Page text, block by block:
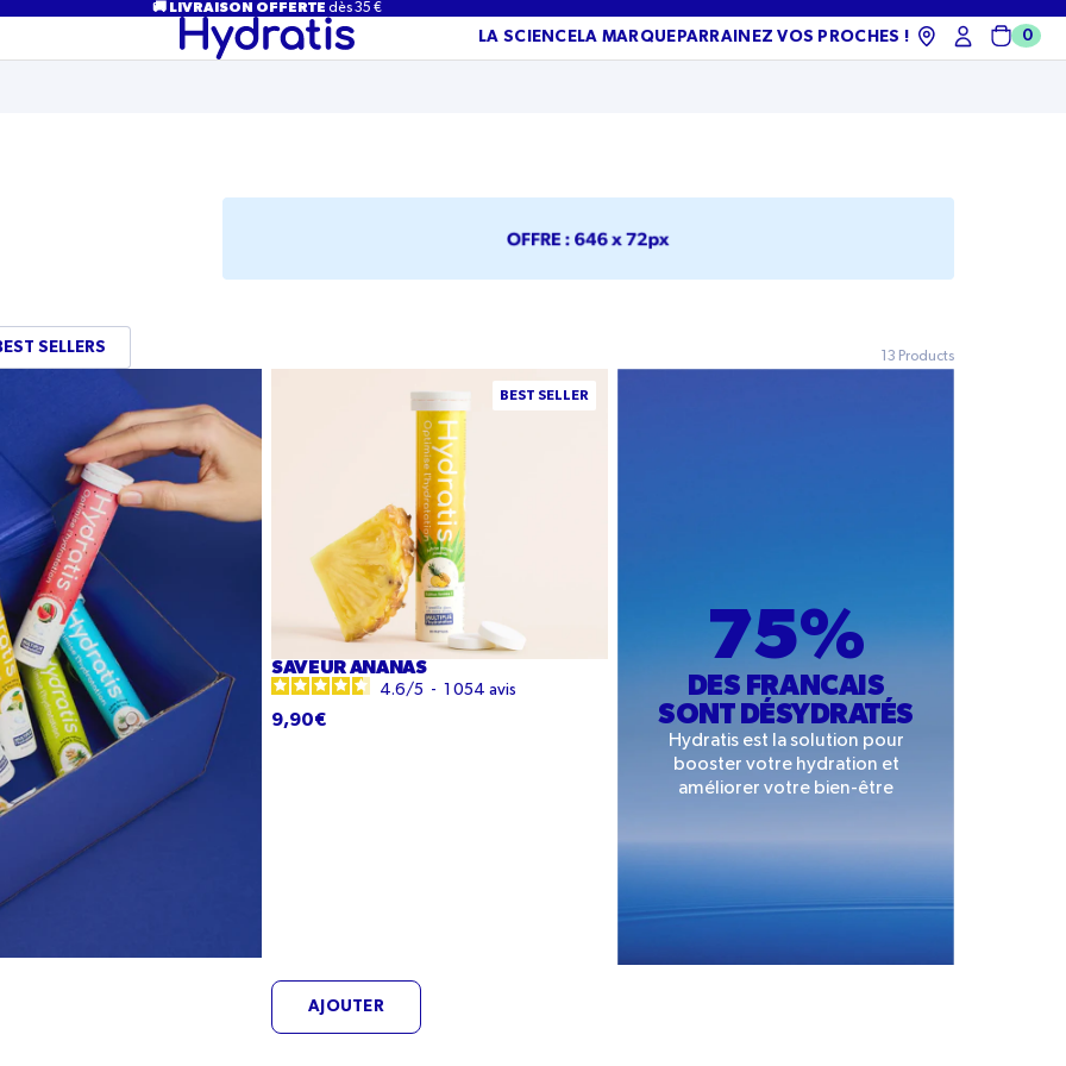
🚚 LIVRAISON OFFERTE dès 35 €
LA SCIENCE LA MARQUE PARRAINEZ VOS PROCHES ! 0
SELLERS
13 Products
BEST SELLER
SAVEUR ANANAS
4.6/5 - 1 054 avis
9,90€
AJOUTER
75%
DES FRANCAIS
SONT DÉSYDRATÉS
Hydratis est la solution pour
booster votre hydration et
améliorer votre bien-être